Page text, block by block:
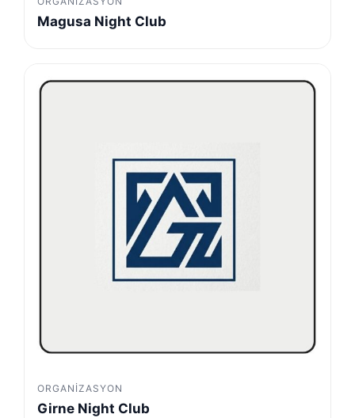
Magusa Night Club
ORGANIZASYON
Girne Night Club